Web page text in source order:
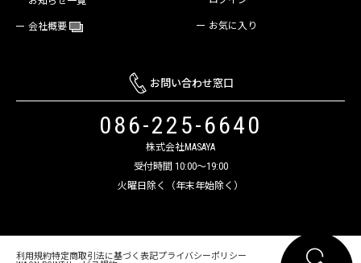
会社概要 お気に入り
お問い合わせ窓口
086-225-6640
株式会社MASAYA
受付時間 10:00～19:00
火曜日除く（年末年始除く）
利用規約特定商取引法に基づく表記プライバシーポリシー